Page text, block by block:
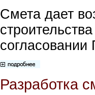
Смета дает
Разработка